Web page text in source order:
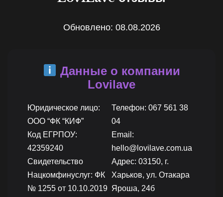
Обновлено: 08.08.2026
Данные о компании
Lovilave
Юридическое лицо:
ООО “ФК “КИФ”
Код ЕГРПОУ:
42359240
Свидетельство
Нацкомфинуслуг: ФК
№ 1255 от 10.10.2019
Телефон: 067 561 38
04
Email:
hello@lovilave.com.ua
Адрес: 03150, г.
Харьков, ул. Отакара
Яроша, 24б